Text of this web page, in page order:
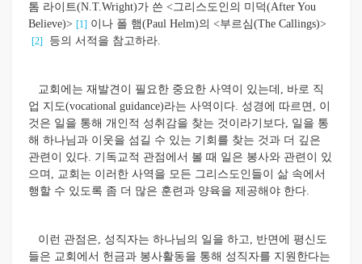
톰 라이트(N.T.Wright)가 쓴 <그리스도인의 미덕(After You
Believe)> [1] 이나 폴 햄(Paul Helm)의 <부르심(The Callings)>
[2] 등의 서적을 참고하라.
교회에는 재발견이 필요한 중요한 사역이 있는데, 바로 직
업 지도(vocational guidance)라는 사역이다. 성경에 따르면, 이
것은 일을 통해 개인적 성취감을 찾는 것이라기보다, 일을 통
해 하나님과 이웃을 섬길 수 있는 기회를 찾는 것과 더 깊은
관련이 있다. 기독교적 관점에서 볼 때 일은 봉사와 관련이 있
으며, 교회는 이러한 사역을 모든 그리스도인들이 삶 속에서
행할 수 있도록 좀 더 많은 훈련과 양육을 제공해야 한다.
이런 관점은, 성직자는 하나님의 일을 하고, 반면에 평신도
들은 교회에서 헌금과 봉사활동을 통해 성직자를 지원한다는